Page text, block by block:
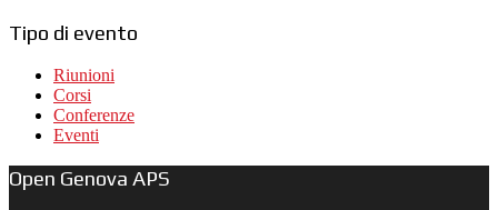
Do you own this website?
Tipo di evento
Riunioni
Corsi
Conferenze
Eventi
Open Genova APS